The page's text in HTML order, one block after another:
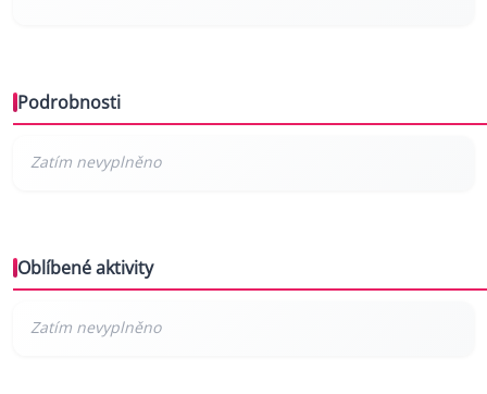
Podrobnosti
Oblíbené aktivity